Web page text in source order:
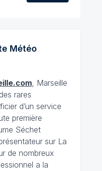
Météo
, Marseille
rares
d’un service
première
Séchet
sur La
de nombreux
a la